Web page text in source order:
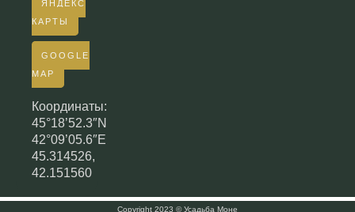
ЯНДЕКС
КАРТЫ
GOOGLE
MAP
Координаты:
45°18’52.3″N
42°09’05.6″E
45.314526,
42.151560
Copyright 2023 © Усадьба Моне